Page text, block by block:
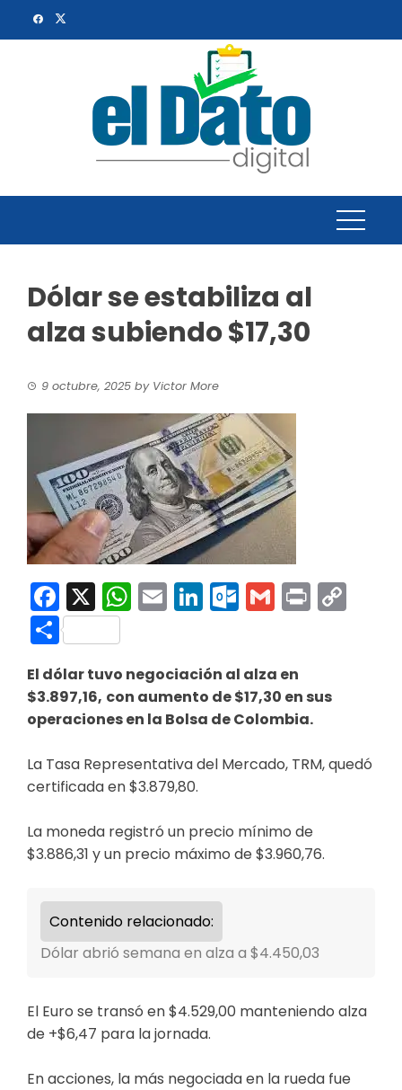
Dólar se estabiliza al
alza subiendo $17,30
9 octubre, 2025 by Victor More
Facebook
X WhatsApp
EmailLinkedInGmail
Print
Compartir
El dólar tuvo negociación al alza en
$3.897,16, con aumento de $17,30 en sus
operaciones en la Bolsa de Colombia.
La Tasa Representativa del Mercado, TRM, quedó
certificada en $3.879,80.
La moneda registró un precio mínimo de
$3.886,31 y un precio máximo de $3.960,76.
Contenido relacionado:
Dólar abrió semana en alza a $4.450,03
El Euro se transó en $4.529,00 manteniendo alza
de +$6,47 para la jornada.
En acciones, la más negociada en la rueda fue